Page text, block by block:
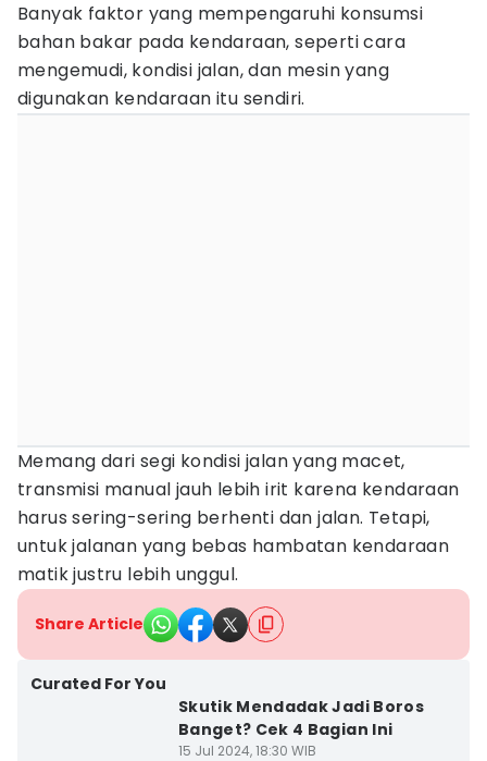
Banyak faktor yang mempengaruhi konsumsi
bahan bakar pada kendaraan, seperti cara
mengemudi, kondisi jalan, dan mesin yang
digunakan kendaraan itu sendiri.
Memang dari segi kondisi jalan yang macet,
transmisi manual jauh lebih irit karena kendaraan
harus sering-sering berhenti dan jalan. Tetapi,
untuk jalanan yang bebas hambatan kendaraan
matik justru lebih unggul.
Share Article
Curated For You
Skutik Mendadak Jadi Boros
Banget? Cek 4 Bagian Ini
15 Jul 2024, 18:30 WIB